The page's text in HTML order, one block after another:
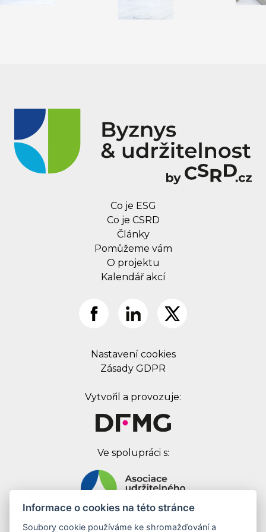
Co je ESG
Co je CSRD
Články
Pomůžeme vám
O projektu
Kalendář akcí
Nastavení cookies
Zásady GDPR
Vytvořil a provozuje:
Ve spolupráci s:
Digital First Marketing Group s.r.o.
Informace o cookies na této stránce
Soubory cookie používáme ke shromažďování a